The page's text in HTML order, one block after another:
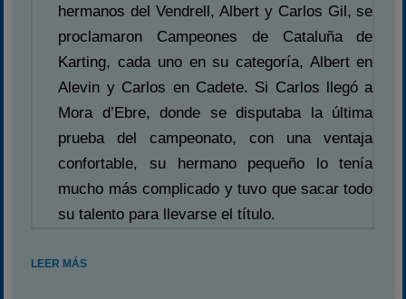
hermanos del Vendrell, Albert y Carlos Gil, se
proclamaron Campeones de Cataluña de
Karting, cada uno en su categoría, Albert en
Alevin y Carlos en Cadete. Si Carlos llegó a
Mora d’Ebre, donde se disputaba la última
prueba del campeonato, con una ventaja
confortable, su hermano pequeño lo tenía
mucho más complicado y tuvo que sacar todo
su talento para llevarse el título.
LEER MÁS